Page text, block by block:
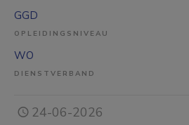
GGD
OPLEIDINGSNIVEAU
WO
DIENSTVERBAND
24-06-2026